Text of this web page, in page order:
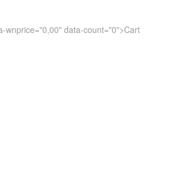
wnprice="0,00" data-count="0">Cart